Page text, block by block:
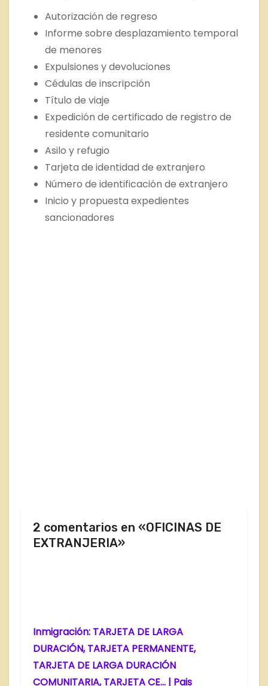
Autorización de regreso
Informe sobre desplazamiento temporal
de menores
Expulsiones y devoluciones
Cédulas de inscripción
Título de viaje
Expedición de certificado de registro de
residente comunitario
Asilo y refugio
Tarjeta de identidad de extranjero
Número de identificación de extranjero
Inicio y propuesta expedientes
sancionadores
2 comentarios en «OFICINAS DE
EXTRANJERIA»
Inmigración: TARJETA DE LARGA
DURACIÓN, TARJETA PERMANENTE,
TARJETA DE LARGA DURACIÓN
COMUNITARIA, TARJETA CE… | Pais